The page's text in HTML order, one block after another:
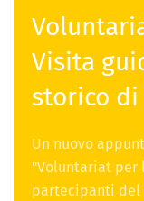
Visita
storico di
Un nuovo
"Voluntariat per
partecipanti del